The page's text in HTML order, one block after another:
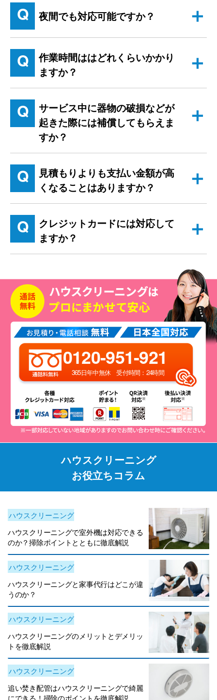
Q 夜間でも対応可能ですか？
Q
作業時間ははどれくらいかかり
ますか？
Q
サービス中に器物の破損などが
起きた際には補償してもらえま
すか？
Q
見積もりよりも支払い金額が高
くなることはありますか？
Q
クレジットカードには対応して
ますか？
0120-951-921
365日年中無休 受付時間：24時間
ハウスクリーニング
お役立ちコラム
ハウスクリーニング
ハウスクリーニングで室外機は対応できる
のか？掃除ポイントとともに徹底解説
ハウスクリーニング
ハウスクリーニングと家事代行はどこが違
うのか？
ハウスクリーニング
ハウスクリーニングのメリットとデメリッ
トを徹底解説
ハウスクリーニング
追い焚き配管はハウスクリーニングで綺麗
にできる！掃除のポイントを徹底解説